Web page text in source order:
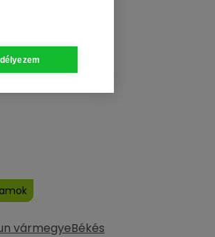
vármegyeBékés